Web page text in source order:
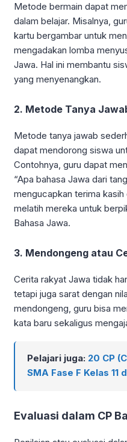
Metode bermain dapat
dalam belajar. Misalnya,
kartu bergambar untuk
mengadakan lomba
Jawa. Hal ini membantu
yang menyenangkan.
2. Metode Tanya
Metode tanya jawab
dapat mendorong siswa
Contohnya, guru dapat
“Apa bahasa Jawa dari
mengucapkan terima kasih
melatih mereka untuk
Bahasa Jawa.
3. Mendongeng atau
Cerita rakyat Jawa tidak
tetapi juga sarat dengan
mendongeng, guru bisa
kata baru sekaligus
Pelajari juga: 20 CP
SMA Fase F Kelas 11
Evaluasi dalam CP